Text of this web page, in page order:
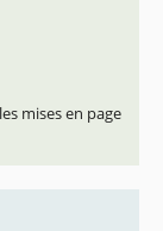
mises en page